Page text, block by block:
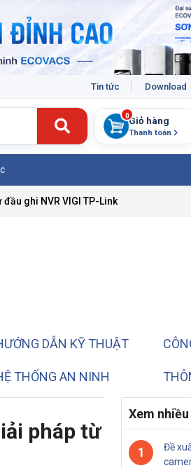
Tin tức Download
Giỏ hàng
Thanh toán
0
ghi NVR VIGI TP-Link
DẪN KỸ THUẬT
THỐNG AN NINH
pháp từ
Xem nhiều
1
Đề